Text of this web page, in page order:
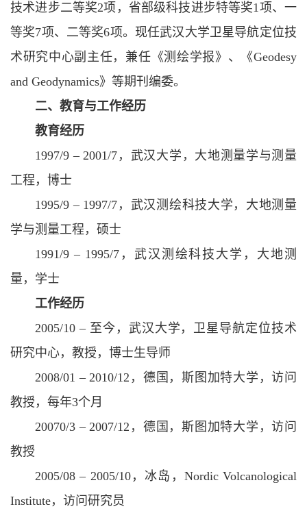
技术进步二等奖2项，省部级科技进步特等奖1项、一
等奖7项、二等奖6项。现任武汉大学卫星导航定位技
术研究中心副主任，兼任《测绘学报》、《Geodesy
and Geodynamics》等期刊编委。
二、教育与工作经历
教育经历
1997/9 – 2001/7，武汉大学，大地测量学与测量
工程，博士
1995/9 – 1997/7，武汉测绘科技大学，大地测量
学与测量工程，硕士
1991/9 – 1995/7，武汉测绘科技大学，大地测
量，学士
工作经历
2005/10 – 至今，武汉大学，卫星导航定位技术
研究中心，教授，博士生导师
2008/01 – 2010/12，德国，斯图加特大学，访问
教授，每年3个月
20070/3 – 2007/12，德国，斯图加特大学，访问
教授
2005/08 – 2005/10，冰岛，Nordic Volcanological
Institute，访问研究员